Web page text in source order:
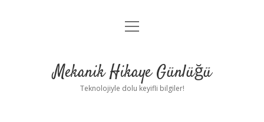
Anasayfa
Yasal Uyarı
menüyü
Mekanik Hikaye Günlüğü
Teknolojiyle dolu keyifli bilgiler!